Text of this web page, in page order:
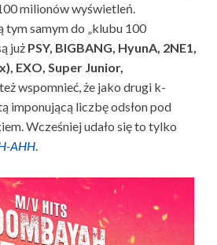
milionów wyświetleń.
tym samym do „klubu 100
już PSY, BIGBANG, HyunA, 2NE1,
EXO, Super Junior,
wspomnieć, że jako drugi k-
imponującą liczbę odsłon pod
Wcześniej udało się to tylko
AHH.